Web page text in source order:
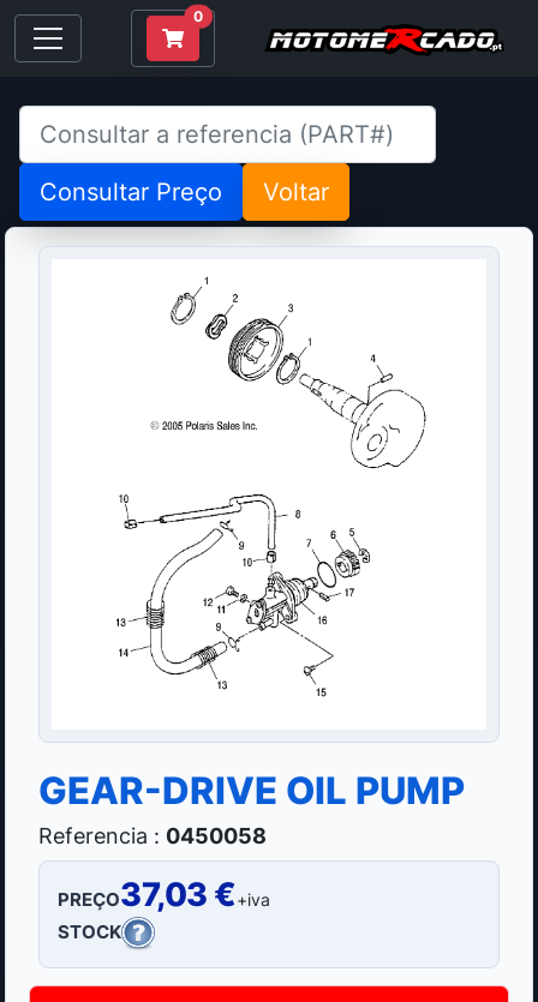
0
Consultar Preço Voltar
GEAR-DRIVE OIL PUMP
Referencia : 0450058
PREÇO37,03 €+iva
STOCK